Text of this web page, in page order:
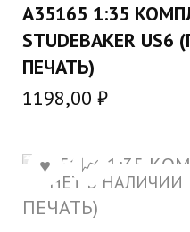
A35165 1:35
STUDEBAKER
ПЕЧАТЬ)
1198,00 ₽
НЕТ В НАЛИЧИИ